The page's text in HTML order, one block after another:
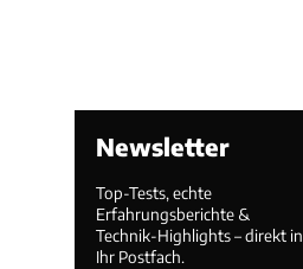
Newsletter
Top-Tests, echte
Erfahrungsberichte &
Technik-Highlights – direkt in
Ihr Postfach.